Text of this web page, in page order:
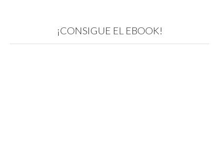
¡CONSIGUE EL EBOOK!